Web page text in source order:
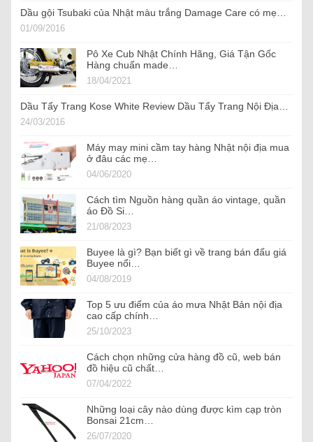
Dầu gội Tsubaki của Nhật màu trắng Damage Care có mẹ…
01/09/2016
Pô Xe Cub Nhật Chính Hãng, Giá Tận Gốc
Hàng chuẩn made…
18/04/2021
Dầu Tẩy Trang Kose White Review Dầu Tẩy Trang Nội Địa…
24/03/2016
Máy may mini cầm tay hàng Nhật nội địa mua
ở đâu các mẹ…
04/06/2020
Cách tìm Nguồn hàng quần áo vintage, quần
áo Đồ Si…
21/08/2023
Buyee là gì? Bạn biết gì về trang bán đấu giá
Buyee nổi…
04/08/2019
Top 5 ưu điểm của áo mưa Nhật Bản nội địa
cao cấp chính…
25/10/2023
Cách chọn những cửa hàng đồ cũ, web bán
đồ hiệu cũ chất…
07/04/2022
Những loại cây nào dùng được kìm cạp tròn
Bonsai 21cm…
26/07/2020